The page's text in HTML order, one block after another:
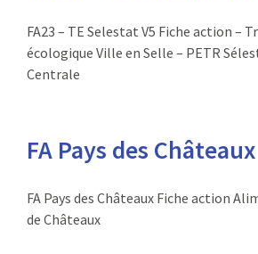
FA23 – TE Selestat V5 Fiche action –
écologique Ville en Selle – PETR
Centrale
FA Pays des Châteaux
FA Pays des Châteaux Fiche action
de Châteaux